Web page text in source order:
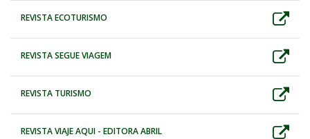
REVISTA ECOTURISMO
REVISTA SEGUE VIAGEM
REVISTA TURISMO
REVISTA VIAJE AQUI - EDITORA ABRIL